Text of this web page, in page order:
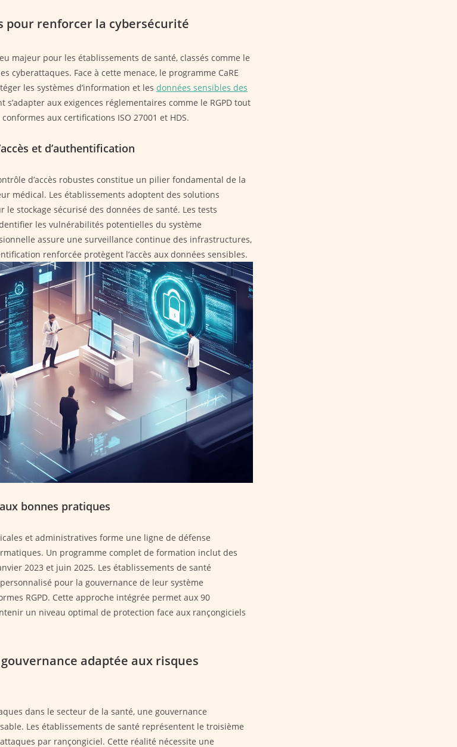
pour renforcer la cybersécurité
majeur pour les établissements de santé, classés comme le
cyberattaques. Face à cette menace, le programme CaRE
les systèmes d’information et les données sensibles des
s’adapter aux exigences réglementaires comme le RGPD tout
aux certifications ISO 27001 et HDS.
et d’authentification
d’accès robustes constitue un pilier fondamental de la
médical. Les établissements adoptent des solutions
le stockage sécurisé des données de santé. Les tests
les vulnérabilités potentielles du système
assure une surveillance continue des infrastructures,
renforcée protègent l’accès aux données sensibles.
bonnes pratiques
et administratives forme une ligne de défense
Un programme complet de formation inclut des
2023 et juin 2025. Les établissements de santé
pour la gouvernance de leur système
RGPD. Cette approche intégrée permet aux 90
un niveau optimal de protection face aux rançongiciels
adaptée aux risques
dans le secteur de la santé, une gouvernance
Les établissements de santé représentent le troisième
par rançongiciel. Cette réalité nécessite une